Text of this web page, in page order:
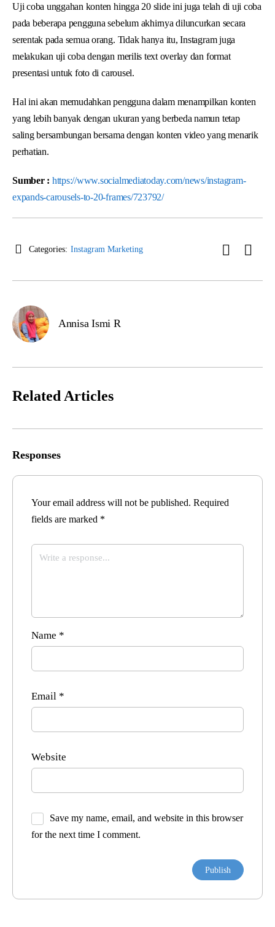
Uji coba unggahan konten hingga 20 slide ini juga telah di uji coba
pada beberapa pengguna sebelum akhirnya diluncurkan secara
serentak pada semua orang. Tidak hanya itu, Instagram juga
melakukan uji coba dengan merilis text overlay dan format
presentasi untuk foto di carousel.
Hal ini akan memudahkan pengguna dalam menampilkan konten
yang lebih banyak dengan ukuran yang berbeda namun tetap
saling bersambungan bersama dengan konten video yang menarik
perhatian.
Sumber : https://www.socialmediatoday.com/news/instagram-
expands-carousels-to-20-frames/723792/
Categories: Instagram Marketing
Annisa Ismi R
Related Articles
Responses
Your email address will not be published. Required
fields are marked *
Name *
Email *
Website
Save my name, email, and website in this browser
for the next time I comment.